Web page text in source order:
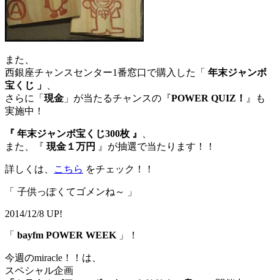
また、
西銀座チャンスセンター1番窓口で購入した「 年末ジャンボ
宝くじ 」
さらに「 現金 」が当たるチャンスの『POWER QUIZ！ 』も
実施中！
『 年末ジャンボ宝くじ300枚 』
また、『 現金１万円 』が抽選で当たります！！
詳しくは、 こちら をチェック！！
「 子供っぽくてゴメンね～ 」
2014/12/8 UP!
「 bayfm POWER WEEK 」！
今週のmiracle！！は、
スペシャル企画